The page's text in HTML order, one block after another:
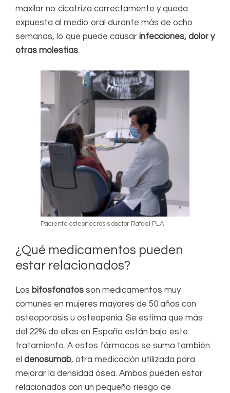
maxilar no cicatriza correctamente y queda
expuesta al medio oral durante más de ocho
semanas, lo que puede causar infecciones, dolor y
otras molestias.
Paciente osteonecrosis doctor Rafael PLÁ
¿Qué medicamentos pueden
estar relacionados?
Los bifosfonatos son medicamentos muy
comunes en mujeres mayores de 50 años con
osteoporosis u osteopenia. Se estima que más
del 22% de ellas en España están bajo este
tratamiento. A estos fármacos se suma también
el denosumab, otra medicación utilizada para
mejorar la densidad ósea. Ambos pueden estar
relacionados con un pequeño riesgo de